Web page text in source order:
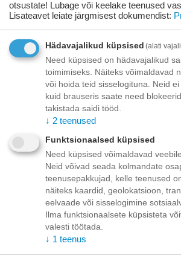
€352
Toode on
saadaval:
10/08/2026
+
Lisage sooviloendisse
Kohaletoimetamine
Tasuta kohaletoimetamine teie ukse
70.00 euro!
Saatmiskulud kuni 69,99 eurot:
Venipaki kullerteenus – 10.00 EUR
Unisend pakiautomaat - 3,50 eurot
Omniva pakiautomaat - 5,00 eurot
otsustate! Lubage või keelake teenused
Lisateavet leiate järgmisest dokumendist:
Hädavajalikud küpsised (alati
Need küpsised on hädavajalikud
toimimiseks. Näiteks võimaldavad
või hoida teid sisselogituna. Neid
kuid brauseris saate need
takistada saidi tööd.
↓ 2 teenused
Funktsionaalsed küpsised
Need küpsised võimaldavad
Neid võivad seada kolmandate
teenusepakkujad, kelle teenused
näiteks kaardid, geolokatsioon,
eelvaade või sisselogimine
Ilma funktsionaalsete küpsisteta
valesti töötada.
↓ 1 teenus